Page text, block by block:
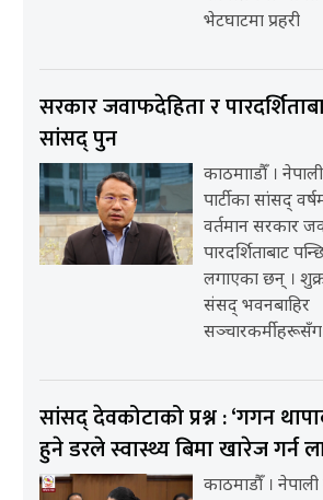
भेटघाटमा प्रहरी
सरकार जवाफदेहिता र
सांसद् पुन
काठमााडौँ ।
पार्टीका सांसद्
वर्तमान सरकार
पारदर्शिताबाट
लगाएका छन् ।
संसद् भवनबाहिर
सञ्चारकर्मीहरूसँग
सांसद् देवकोटाको प्रश्न : ‘गगन
हुने डरले स्वास्थ्य बिमा खारेज गर्न
काठमाडौँ ।